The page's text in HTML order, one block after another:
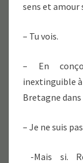
sens et amour
– Tu vois.
– En
inextinguible à
Bretagne
– Je ne suis
-Mais si.